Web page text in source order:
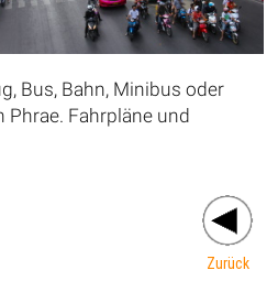
Bus, Bahn, Minibus oder
Phrae. Fahrpläne und
Zurück